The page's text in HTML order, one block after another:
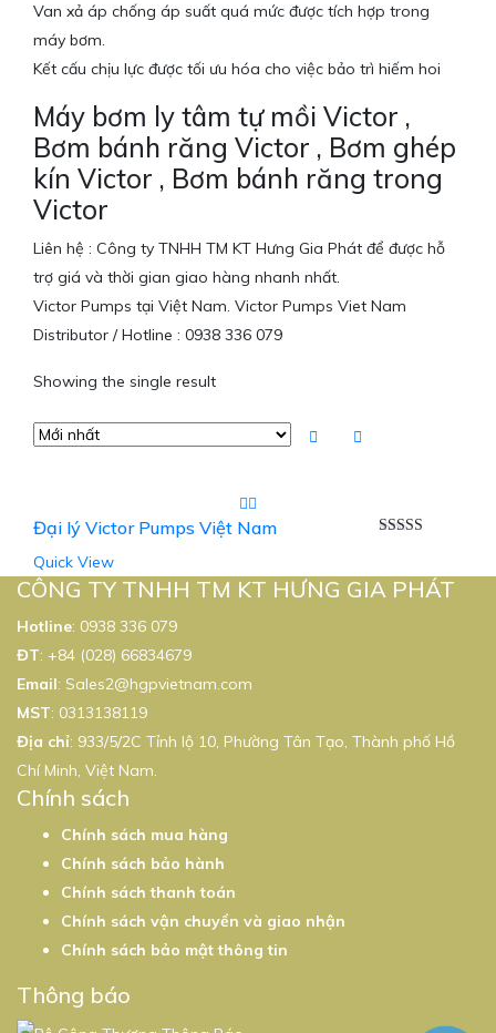
Van xả áp chống áp suất quá mức được tích hợp trong
máy bơm.
Kết cấu chịu lực được tối ưu hóa cho việc bảo trì hiếm hoi
Máy bơm ly tâm tự mồi Victor ,
Bơm bánh răng Victor , Bơm ghép
kín Victor , Bơm bánh răng trong
Victor
Liên hệ : Công ty TNHH TM KT Hưng Gia Phát để được hỗ
trợ giá và thời gian giao hàng nhanh nhất.
Victor Pumps tại Việt Nam. Victor Pumps Viet Nam
Distributor / Hotline : 0938 336 079
Showing the single result
sao
Đại lý Victor Pumps Việt Nam
Quick View
CÔNG TY TNHH TM KT HƯNG GIA PHÁT
Hotline: 0938 336 079
ĐT: +84 (028) 66834679
Email: Sales2@hgpvietnam.com
MST: 0313138119
Địa chỉ: 933/5/2C Tỉnh lộ 10, Phường Tân Tạo, Thành phố Hồ
Chí Minh, Việt Nam.
Chính sách
Chính sách mua hàng
Chính sách bảo hành
Chính sách thanh toán
Chính sách vận chuyển và giao nhận
Chính sách bảo mật thông tin
Thông báo